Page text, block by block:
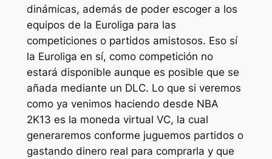
dinámicas, además de poder escoger a los
equipos de la Euroliga para las
competiciones o partidos amistosos. Eso sí
la Euroliga en sí, como competición no
estará disponible aunque es posible que se
añada mediante un DLC. Lo que si veremos
como ya venimos haciendo desde NBA
2K13 es la moneda virtual VC, la cual
generaremos conforme juguemos partidos o
gastando dinero real para comprarla y que